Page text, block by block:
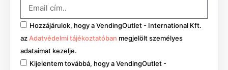
Hozzájárulok, hogy a VendingOutlet - International Kft.
azAdatvédelmi tájékoztatóban megjelölt személyes
adataimat kezelje.
Kijelentem továbbá, hogy a VendingOutlet -